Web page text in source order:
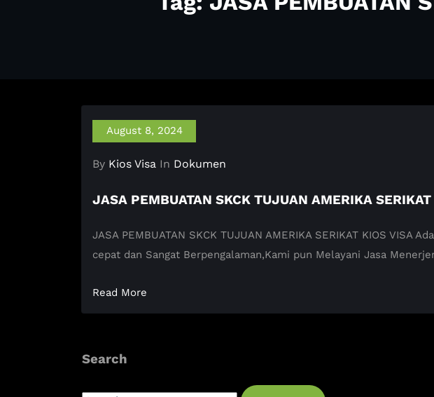
August 8, 2024
By Kios Visa In Dokumen
JASA PEMBUATAN SKCK TUJUAN AMERIKA SERIKAT
JASA PEMBUATAN SKCK TUJUAN AMERIKA SERIKAT KIOS
cepat dan Sangat Berpengalaman,Kami pun Melayani Jasa
Read More
Search